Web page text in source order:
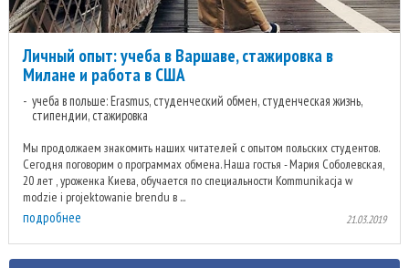
Личный опыт: учеба в Варшаве, стажировка в
Милане и работа в США
учеба в польше: Erasmus, студенческий обмен, студенческая жизнь,
стипендии, стажировка
Мы продолжаем знакомить наших читателей с опытом польских студентов.
Сегодня поговорим о программах обмена. Наша гостья - Мария Соболевская,
20 лет , уроженка Киева, обучается по специальности Kommunikacja w
modzie i projektowanie brendu в ...
подробнее 21.03.2019